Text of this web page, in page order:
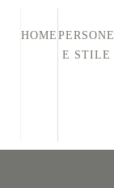
HOME PERSONE
E STILE